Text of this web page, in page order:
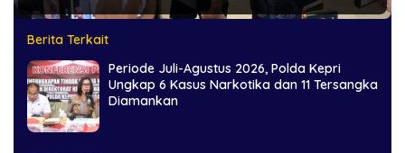
Berita Terkait
Periode Juli-Agustus 2026, Polda Kepri
Ungkap 6 Kasus Narkotika dan 11 Tersangka
Diamankan